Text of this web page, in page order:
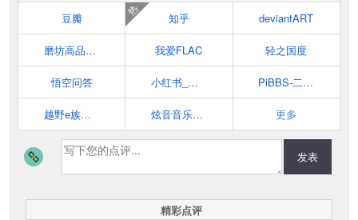
豆瓣 知乎
热
deviantART
磨坊高品质音乐论坛-提供各种无损音乐下载 我爱FLAC 轻之国度
悟空问答 小红书_标记我的生活 PiBBS-二次元与绘画的交流论坛
越野e族论坛 炫音音乐论坛 更多
发表
精彩点评